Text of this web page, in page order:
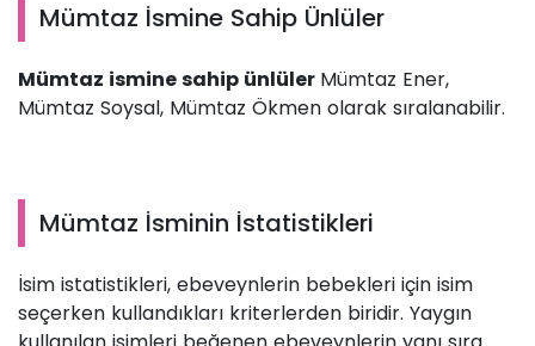
Mümtaz İsmine Sahip Ünlüler
Mümtaz ismine sahip ünlüler Mümtaz Ener,
Mümtaz Soysal, Mümtaz Ökmen olarak sıralanabilir.
Mümtaz İsminin İstatistikleri
İsim istatistikleri, ebeveynlerin bebekleri için isim
seçerken kullandıkları kriterlerden biridir. Yaygın